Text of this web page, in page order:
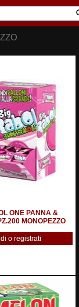
ONE PANNA &
MONOPEZZO
o registrati